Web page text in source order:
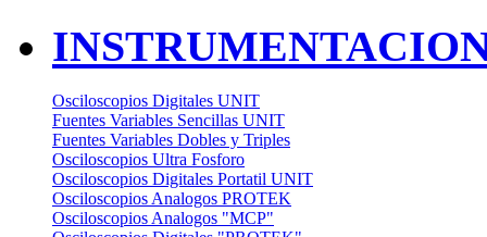
Osciloscopios Digitales UNIT
Fuentes Variables Sencillas UNIT
Fuentes Variables Dobles y Triples
Osciloscopios Ultra Fosforo
Osciloscopios Digitales Portatil UNIT
Osciloscopios Analogos PROTEK
Osciloscopios Analogos "MCP"